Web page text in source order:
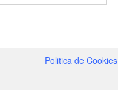
Politica de Cookies